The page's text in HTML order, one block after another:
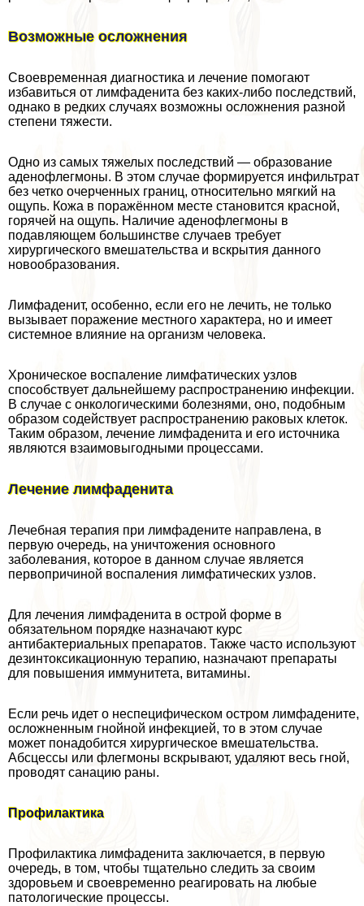
Возможные осложнения
Своевременная диагностика и лечение помогают
избавиться от лимфаденита без каких-либо последствий,
однако в редких случаях возможны осложнения разной
степени тяжести.
Одно из самых тяжелых последствий — образование
аденофлегмоны. В этом случае формируется инфильтрат
без четко очерченных границ, относительно мягкий на
ощупь. Кожа в поражённом месте становится красной,
горячей на ощупь. Наличие аденофлегмоны в
подавляющем большинстве случаев требует
хирургического вмешательства и вскрытия данного
новообразования.
Лимфаденит, особенно, если его не лечить, не только
вызывает поражение местного хаpaктера, но и имеет
системное влияние на организм человека.
Хроническое воспаление лимфатических узлов
способствует дальнейшему распространению инфекции.
В случае с oнкoлoгическими болезнями, оно, подобным
образом содействует распространению paковых клеток.
Таким образом, лечение лимфаденита и его источника
являются взаимовыгодными процессами.
Лечение лимфаденита
Лечебная терапия при лимфадените направлена, в
первую очередь, на уничтожения основного
заболевания, которое в данном случае является
первопричиной воспаления лимфатических узлов.
Для лечения лимфаденита в острой форме в
обязательном порядке назначают курс
антибактериальных препаратов. Также часто используют
дезинтоксикационную терапию, назначают препараты
для повышения иммунитета, витамины.
Если речь идет о неспецифическом остром лимфадените,
осложненным гнойной инфекцией, то в этом случае
может понадобится хирургическое вмешательства.
Абсцессы или флегмоны вскрывают, удаляют весь гной,
проводят санацию раны.
Профилактика
Профилактика лимфаденита заключается, в первую
очередь, в том, чтобы тщательно следить за своим
здоровьем и своевременно реагировать на любые
патологические процессы.